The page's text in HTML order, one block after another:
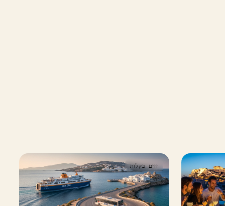
זזים בקלות